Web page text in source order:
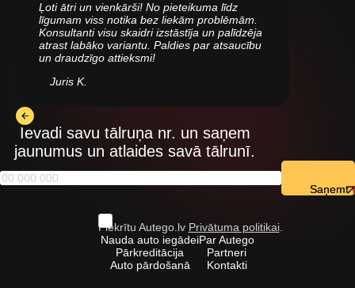
Ļoti ātri un vienkārši! No pieteikuma līdz
līgumam viss notika bez liekām problēmām.
Konsultanti visu skaidri izstāstīja un palīdzēja
atrast labāko variantu. Paldies par atsaucību
un draudzīgo attieksmi!
Juris K.
Ievadi savu tālruņa nr. un saņem
jaunumus un atlaides savā tālrunī.
Piekrītu Autego.lv Privātuma politikai.
Nauda auto iegādei
Pārkreditācija
Auto pārdošanā
Par Autego
Partneri
Kontakti